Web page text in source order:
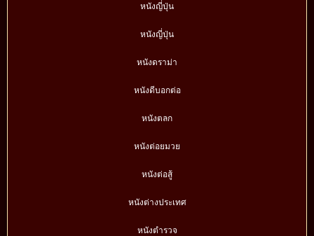
หนังญี่ปุ่น
หนังญี่ปุ่น
หนังดราม่า
หนังดีบอกต่อ
หนังตลก
หนังต่อยมวย
หนังต่อสู้
หนังต่างประเทศ
หนังตำรวจ